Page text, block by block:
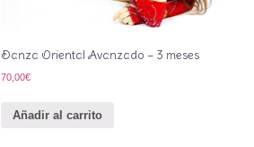
Danza Oriental Avanzado – 3 meses
70,00€
Añadir al carrito